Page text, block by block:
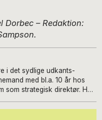
Dorbec – Redaktion:
i det sydlige udkants-
med bl.a. 10 år hos
som strategisk direktør. Han
Syntase og